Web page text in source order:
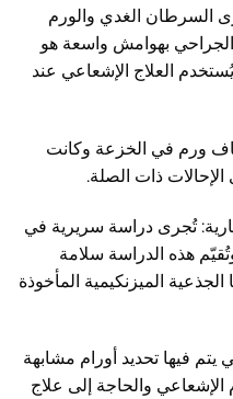
السرطان الغدي والورم
الجراحي بهوامش واسعة هو
العلاج الإشعاعي عند
ورم في الخزعة وكانت
ذات الصلة.
تُجرى دراسة سريرية في
هذه الدراسة سلامة
الجذعية الميزنكيمية المأخوذة
فيها تحديد أورام مشابهة
والحاجة إلى علاج